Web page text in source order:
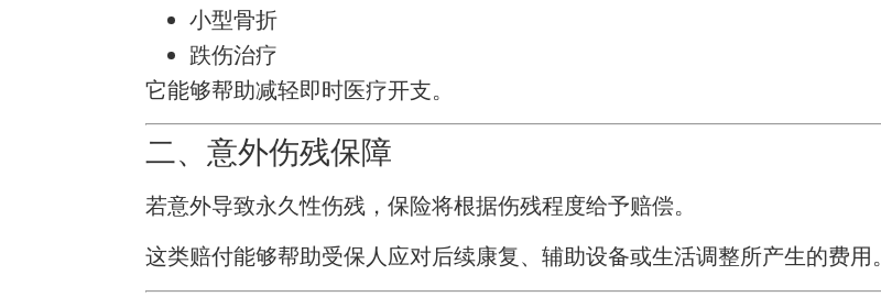
小型骨折
跌伤治疗
它能够帮助减轻即时医疗开支。
二、意外伤残保障
若意外导致永久性伤残，保险将根据伤残程度给予赔偿。
这类赔付能够帮助受保人应对后续康复、辅助设备或生活调整所产生的费用。